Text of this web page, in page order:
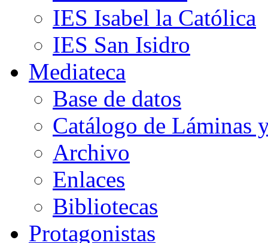
IES Isabel la Católica
IES San Isidro
Mediateca
Base de datos
Catálogo de Láminas
Archivo
Enlaces
Bibliotecas
Protagonistas